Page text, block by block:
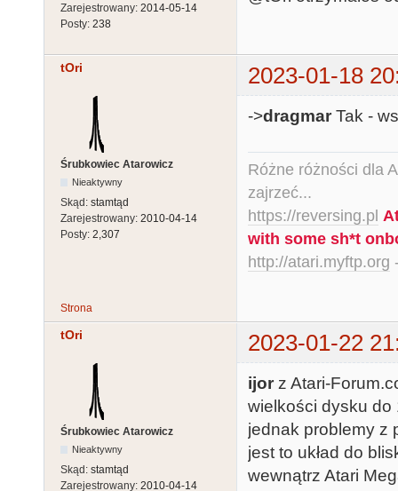
Zarejestrowany: 2014-05-14
Posty: 238
tOri 2023-01-18
Śrubkowiec Atarowicz
Nieaktywny
Skąd: stamtąd
Zarejestrowany: 2010-04-14
Posty: 2,307
->dragmar Tak -
Różne różności dla
zajrzeć...
https://reversing.pl
with some sh*t
http://atari.myftp.org
Strona
tOri 2023-01-22
Śrubkowiec Atarowicz
Nieaktywny
Skąd: stamtąd
Zarejestrowany: 2010-04-14
ijor z Atari-
wielkości dysku do
jednak problemy z
jest to układ do
wewnątrz Atari